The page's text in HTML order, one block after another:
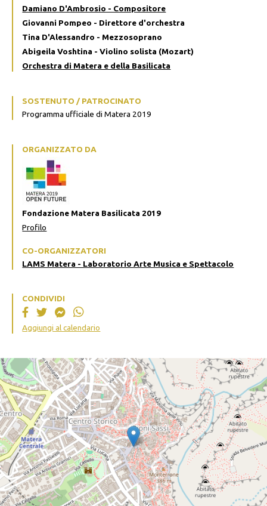
Damiano D'Ambrosio - Compositore
Giovanni Pompeo - Direttore d'orchestra
Tina D'Alessandro - Mezzosoprano
Abigeila Voshtina - Violino solista (Mozart)
Orchestra di Matera e della Basilicata
SOSTENUTO / PATROCINATO
Programma ufficiale di Matera 2019
ORGANIZZATO DA
Fondazione Matera Basilicata 2019
Profilo
CO-ORGANIZZATORI
LAMS Matera - Laboratorio Arte Musica e Spettacolo
CONDIVIDI
Aggiungi al calendario